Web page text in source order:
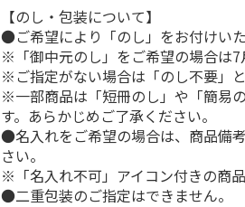
【のし・包装について】
●ご希望により「のし」をお付けいた
※「御中元のし」をご希望の場合は7
※ご指定がない場合は「のし不要」
※一部商品は「短冊のし」や「簡易
す。あらかじめご了承ください。
●名入れをご希望の場合は、商品備
さい。
※「名入れ不可」アイコン付きの商
●二重包装のご指定はできません。